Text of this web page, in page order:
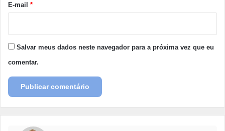
*E-mail *
Salvar meus dados neste navegador para a próxima vez que eu
comentar.